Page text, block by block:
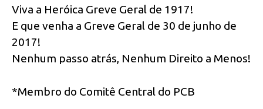
Viva a Heróica Greve Geral de 1917!
E que venha a Greve Geral de 30 de junho de
2017!
Nenhum passo atrás, Nenhum Direito a Menos!
*Membro do Comitê Central do PCB